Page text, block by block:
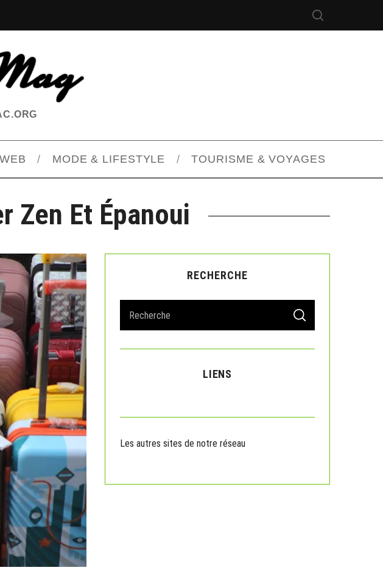
MODE & LIFESTYLE TOURISME & VOYAGES
Zen Et Épanoui
RECHERCHE
a
r
r
S
A
C
LIENS
Les autres sites de notre réseau